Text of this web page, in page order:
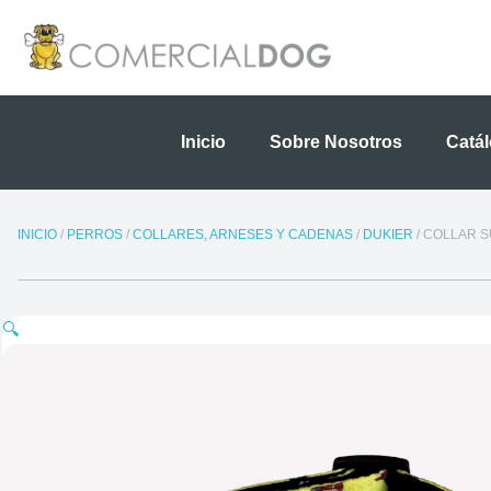
contenido
Inicio Sobre Nosotros
INICIO / PERROS / COLLARES, ARNESES Y CADENAS / DUKIER / COLLAR
🔍